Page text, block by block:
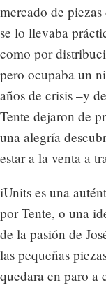
mercado de
se lo llevaba
como por
pero ocupaba un
años de crisis –y
Tente dejaron de
una alegría
estar a la venta a
iUnits es una
por Tente, o una
de la pasión de
las pequeñas
quedara en paro a